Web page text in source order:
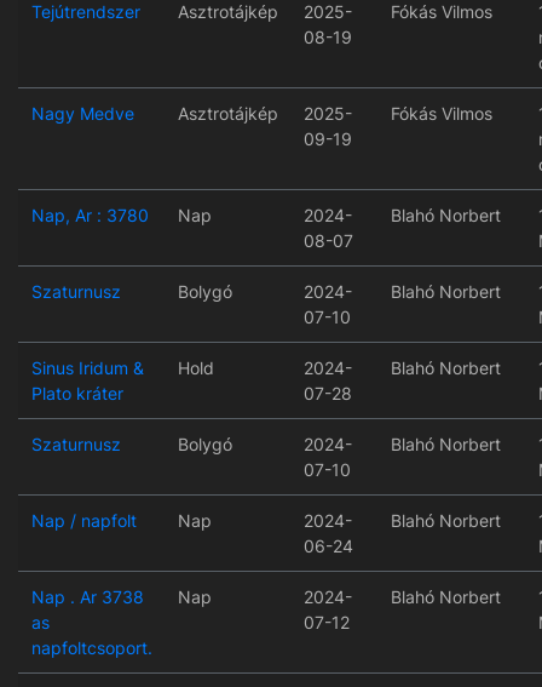
Tejútrendszer Asztrotájkép
2025-
08-19
Fókás Vilmos
Nagy Medve Asztrotájkép
2025-
09-19
Fókás Vilmos
Nap, Ar : 3780 Nap
2024-
08-07
Blahó Norbert
Szaturnusz Bolygó
2024-
07-10
Blahó Norbert
Sinus Iridum &
Plato kráter
Hold
2024-
07-28
Blahó Norbert
Szaturnusz Bolygó
2024-
07-10
Blahó Norbert
Nap / napfolt Nap
2024-
06-24
Blahó Norbert
Nap . Ar 3738
as
napfoltcsoport.
Nap
2024-
07-12
Blahó Norbert